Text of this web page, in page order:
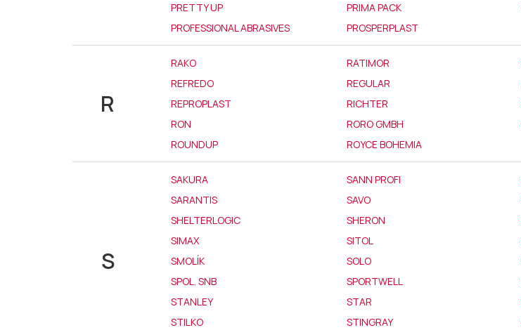
PRETTY UP
PRIMA PACK
PROFESSIONAL ABRASIVES
PROSPERPLAST
R
RAKO RATIMOR
REFREDO
REGULAR
REPROPLAST
RICHTER
RON
RORO GMBH
ROUNDUP
ROYCE BOHEMIA
S
SAKURA SANN PROFI
SARANTIS
SAVO
SHELTERLOGIC
SHERON
SIMAX
SITOL
SMOLÍK
SOLO
SPOL. SNB
SPORTWELL
STANLEY
STAR
STILKO
STINGRAY